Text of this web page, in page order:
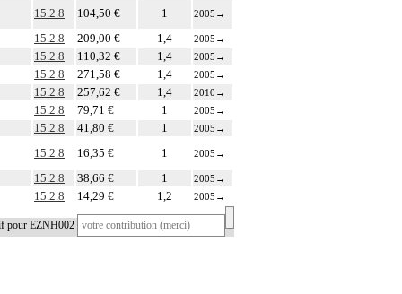
15.2.8 104,50 € 1 2005 →
15.2.8 209,00 € 1,4 2005 →
15.2.8 110,32 € 1,4 2005 →
15.2.8 271,58 € 1,4 2005 →
15.2.8 257,62 € 1,4 2010 →
15.2.8 79,71 € 1 2005 →
15.2.8 41,80 € 1 2005 →
15.2.8 16,35 € 1 2005 →
15.2.8 38,66 € 1 2005 →
15.2.8 14,29 € 1,2 2005 →
pour EZNH002